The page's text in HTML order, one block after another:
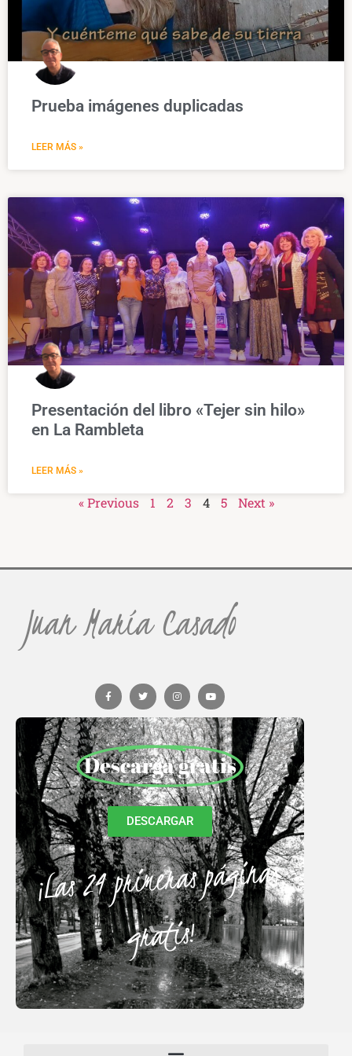
Prueba imágenes duplicadas
LEER MÁS »
Presentación del libro «Tejer sin hilo»
en La Rambleta
LEER MÁS »
« Previous 1 2 3 4 5 Next »
Juan María Casado
Descarga gratis
DESCARGAR
¡Las 24 primeras páginas
gratis!